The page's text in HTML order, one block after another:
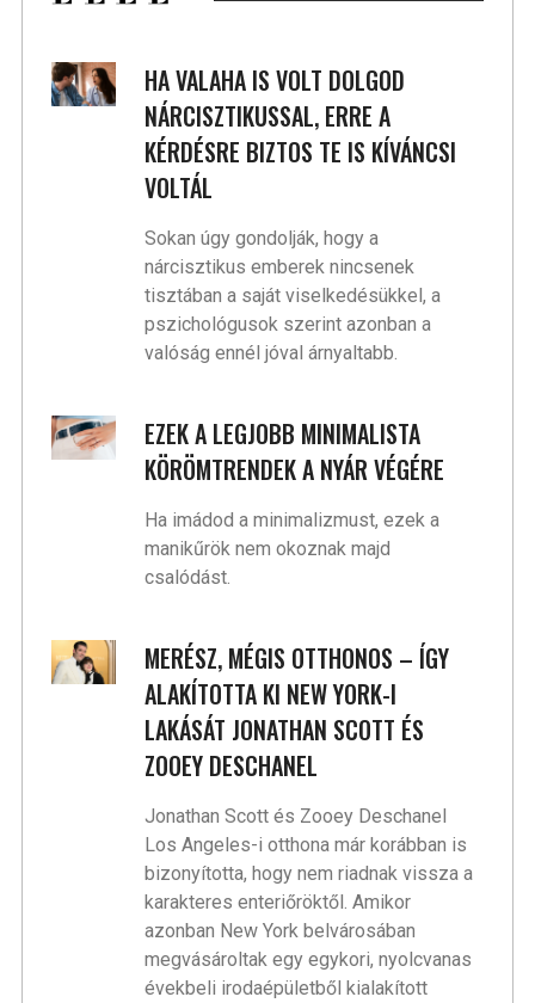
HA VALAHA IS VOLT DOLGOD
NÁRCISZTIKUSSAL, ERRE A
KÉRDÉSRE BIZTOS TE IS KÍVÁNCSI
VOLTÁL
Sokan úgy gondolják, hogy a
nárcisztikus emberek nincsenek
tisztában a saját viselkedésükkel, a
pszichológusok szerint azonban a
valóság ennél jóval árnyaltabb.
EZEK A LEGJOBB MINIMALISTA
KÖRÖMTRENDEK A NYÁR VÉGÉRE
Ha imádod a minimalizmust, ezek a
manikűrök nem okoznak majd
csalódást.
MERÉSZ, MÉGIS OTTHONOS – ÍGY
ALAKÍTOTTA KI NEW YORK-I
LAKÁSÁT JONATHAN SCOTT ÉS
ZOOEY DESCHANEL
Jonathan Scott és Zooey Deschanel
Los Angeles-i otthona már korábban is
bizonyította, hogy nem riadnak vissza a
karakteres enteriőröktől. Amikor
azonban New York belvárosában
megvásároltak egy egykori, nyolcvanas
évekbeli irodaépületből kialakított